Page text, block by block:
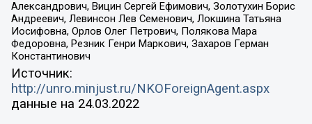
Александрович, Вицин Сергей Ефимович, Золотухин Борис
Андреевич, Левинсон Лев Семенович, Локшина Татьяна
Иосифовна, Орлов Олег Петрович, Полякова Мара
Федоровна, Резник Генри Маркович, Захаров Герман
Константинович
Источник:
http://unro.minjust.ru/NKOForeignAgent.aspx
данные на 24.03.2022